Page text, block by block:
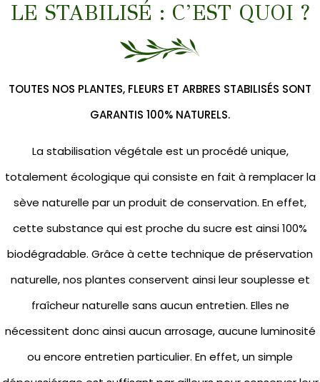
LE STABILISÉ : C’EST QUOI ?
TOUTES NOS PLANTES, FLEURS ET ARBRES STABILISÉS SONT
GARANTIS 100% NATURELS.
La stabilisation végétale est un procédé unique,
totalement écologique qui consiste en fait à remplacer la
sève naturelle par un produit de conservation. En effet,
cette substance qui est proche du sucre est ainsi 100%
biodégradable. Grâce à cette technique de préservation
naturelle, nos plantes conservent ainsi leur souplesse et
fraîcheur naturelle sans aucun entretien. Elles ne
nécessitent donc ainsi aucun arrosage, aucune luminosité
ou encore entretien particulier. En effet, un simple